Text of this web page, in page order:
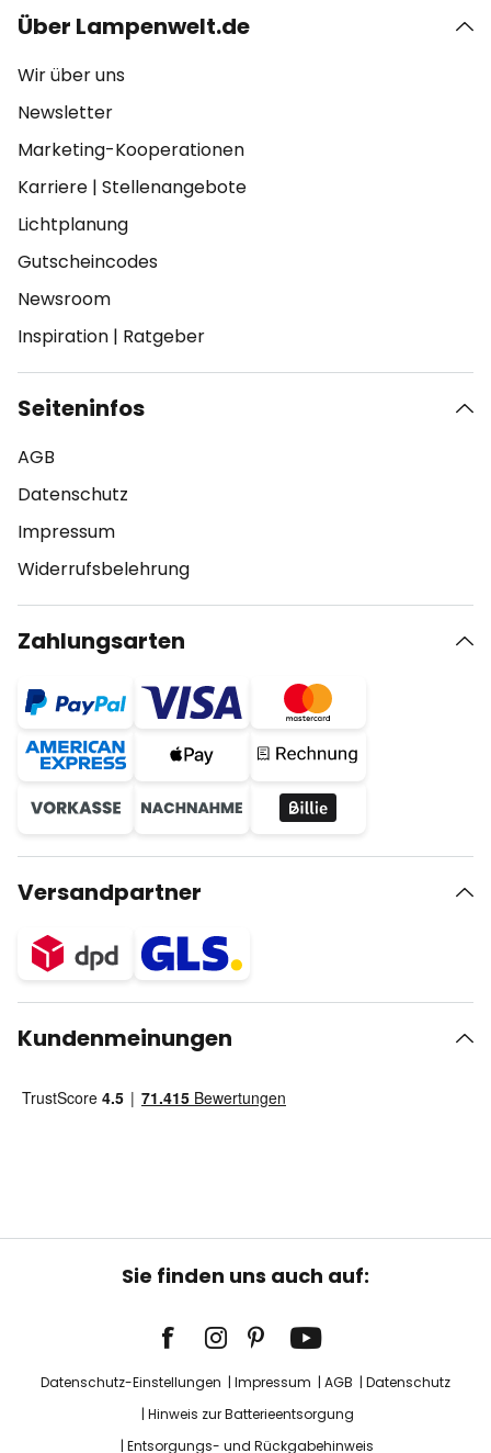
Über Lampenwelt.de
Wir über uns
Newsletter
Marketing-Kooperationen
Karriere | Stellenangebote
Lichtplanung
Gutscheincodes
Newsroom
Inspiration | Ratgeber
Seiteninfos
AGB
Datenschutz
Impressum
Widerrufsbelehrung
Zahlungsarten
Versandpartner
Kundenmeinungen
Sie finden uns auch auf:
Datenschutz-Einstellungen Impressum AGB
Datenschutz
Hinweis zur Batterieentsorgung
Entsorgungs- und Rückgabehinweis